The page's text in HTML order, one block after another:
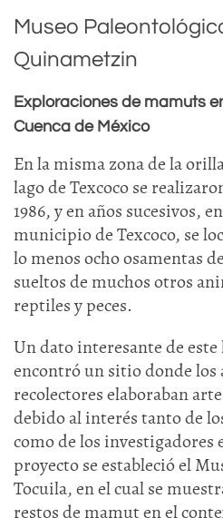
Museo
Quinametzin
Exploraciones de mamuts
Cuenca de México
En la misma zona de la
lago de Texcoco se
1986, y en años sucesivos,
municipio de Texcoco, se
lo menos ocho osamentas
sueltos de muchos otros
reptiles y peces.
Un dato interesante de este
encontró un sitio donde los
recolectores elaboraban
debido al interés tanto de
como de los investigadores
proyecto se estableció el
Tocuila, en el cual se
restos de mamut en el